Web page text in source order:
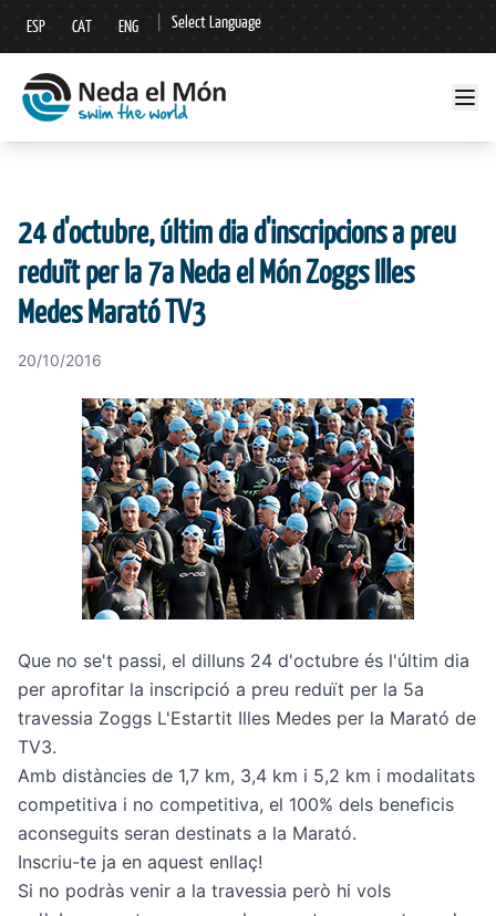
ESP CAT ENG Select Language
▼
24 d'octubre, últim dia d'inscripcions a preu
reduït per la 7a Neda el Món Zoggs Illes
Medes Marató TV3
20/10/2016
Que no se't passi, el dilluns 24 d'octubre és l'últim dia
per aprofitar la inscripció a preu reduït per la 5a
travessia Zoggs L'Estartit Illes Medes per la Marató de
TV3.
Amb distàncies de 1,7 km, 3,4 km i 5,2 km i modalitats
competitiva i no competitiva, el 100% dels beneficis
aconseguits seran destinats a la Marató.
Inscriu-te ja en aquest enllaç!
Si no podràs venir a la travessia però hi vols